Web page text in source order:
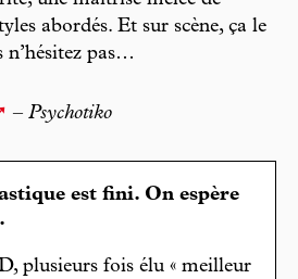
abordés. Et sur scène, ça le
pas…
– Psychotiko
est fini. On espère
plusieurs fois élu « meilleur